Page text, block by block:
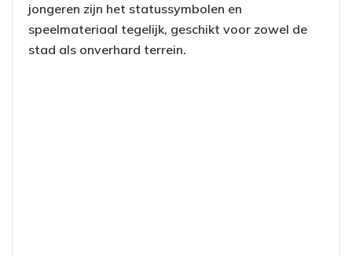
jongeren zijn het statussymbolen en
speelmateriaal tegelijk, geschikt voor zowel de
stad als onverhard terrein.